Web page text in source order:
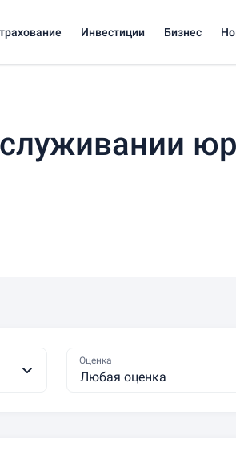
Инвестиции Бизнес
Оценка
Любая оценка